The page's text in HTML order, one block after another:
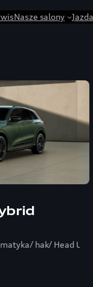
Nasze salony
hak/ Head Up/